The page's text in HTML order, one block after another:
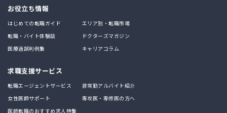
お役立ち情報
はじめての転職ガイド
エリア別・転職市場
転職・バイト体験談
ドクターズマガジン
医療過誤判例集
キャリアコラム
求職支援サービス
転職エージェントサービス
非常勤アルバイト紹介
女性医師サポート
専攻医・専修医の方へ
医師転職のおすすめ求人特集